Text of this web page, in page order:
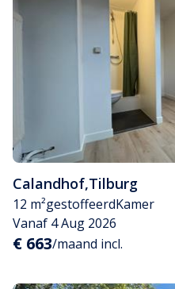
Calandhof,Tilburg
12 m²gestoffeerdKamer
Vanaf 4 Aug 2026
€ 663/maand incl.